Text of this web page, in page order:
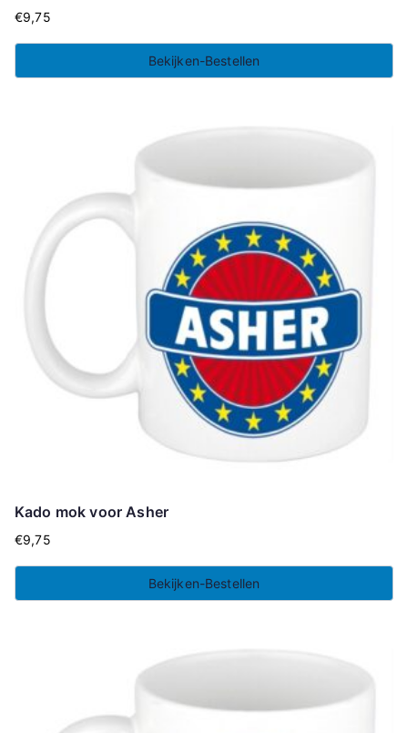
€9,75
Bekijken-Bestellen
Kado mok voor Asher
€9,75
Bekijken-Bestellen